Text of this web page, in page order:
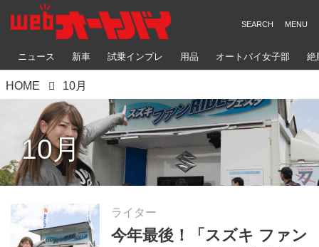
ニュース 新車 試乗インプレ 用品 オートバイ女子部 絶
HOME 10月
10月
ライター
今年最後！「スズキ ファン